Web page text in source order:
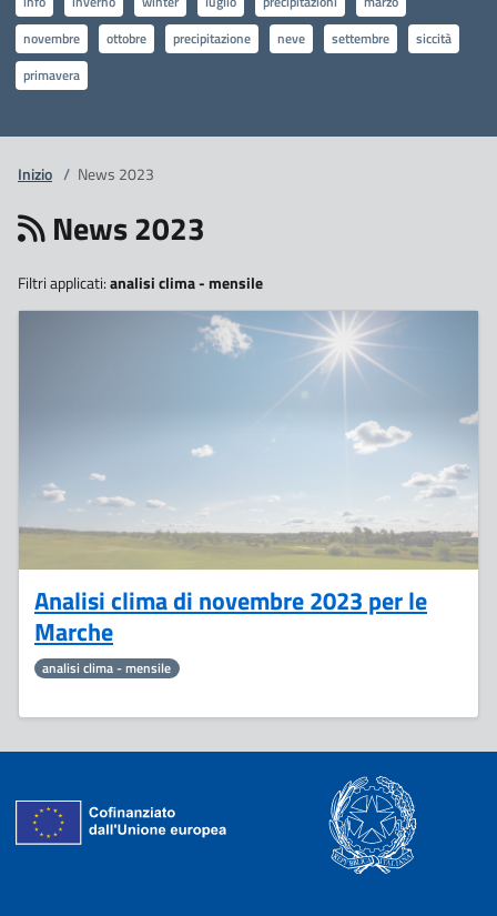
novembre
ottobre precipitazione neve settembre
siccità
primavera
Inizio / News 2023
News 2023
Filtri applicati:analisi clima - mensile
Analisi clima di novembre 2023 per le
Marche
analisi clima - mensile